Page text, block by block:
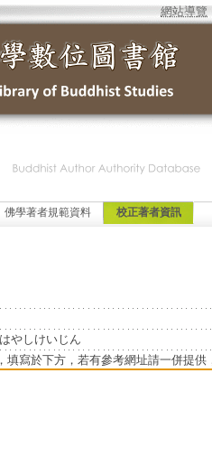
網站導覽
佛學著者規範資料 校正著者資訊
やしけいじん
填寫於下方，若有參考網址請一併提供